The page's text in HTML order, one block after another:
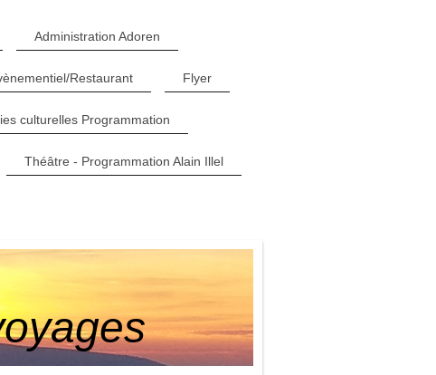
Administration Adoren
Restaurant Flyer
culturelles Programmation
Théâtre - Programmation Alain Illel